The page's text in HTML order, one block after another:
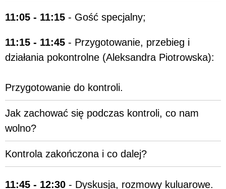
11:05 - 11:15 - Gość specjalny;
11:15 - 11:45 - Przygotowanie, przebieg i
działania pokontrolne (Aleksandra Piotrowska):
Przygotowanie do kontroli.
Jak zachować się podczas kontroli, co nam
wolno?
Kontrola zakończona i co dalej?
11:45 - 12:30 - Dyskusja, rozmowy kuluarowe.